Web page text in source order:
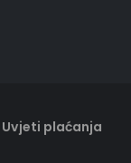
Uvjeti plaćanja